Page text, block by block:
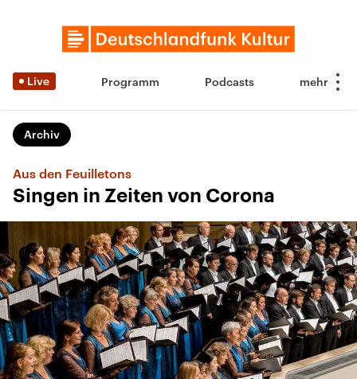
Live Programm Podcasts
Archiv
Aus den Feuilletons
Singen in Zeiten von Corona